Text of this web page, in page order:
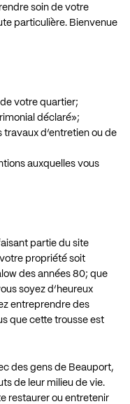
soin de votre
particulière. Bienvenue
votre quartier;
déclaré»;
d’entretien ou de
auxquelles vous
partie du site
propriété soit
des années 80; que
soyez d’heureux
entreprendre des
que cette trousse est
des gens de Beauport,
de leur milieu de vie.
restaurer ou entretenir